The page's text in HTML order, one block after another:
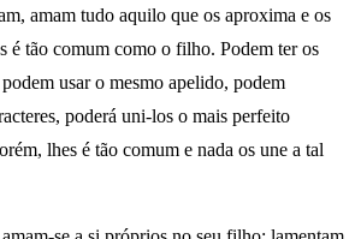
amam tudo aquilo que os aproxima e os
é tão comum como o filho. Podem ter os
usar o mesmo apelido, podem
poderá uni-los o mais perfeito
lhes é tão comum e nada os une a tal